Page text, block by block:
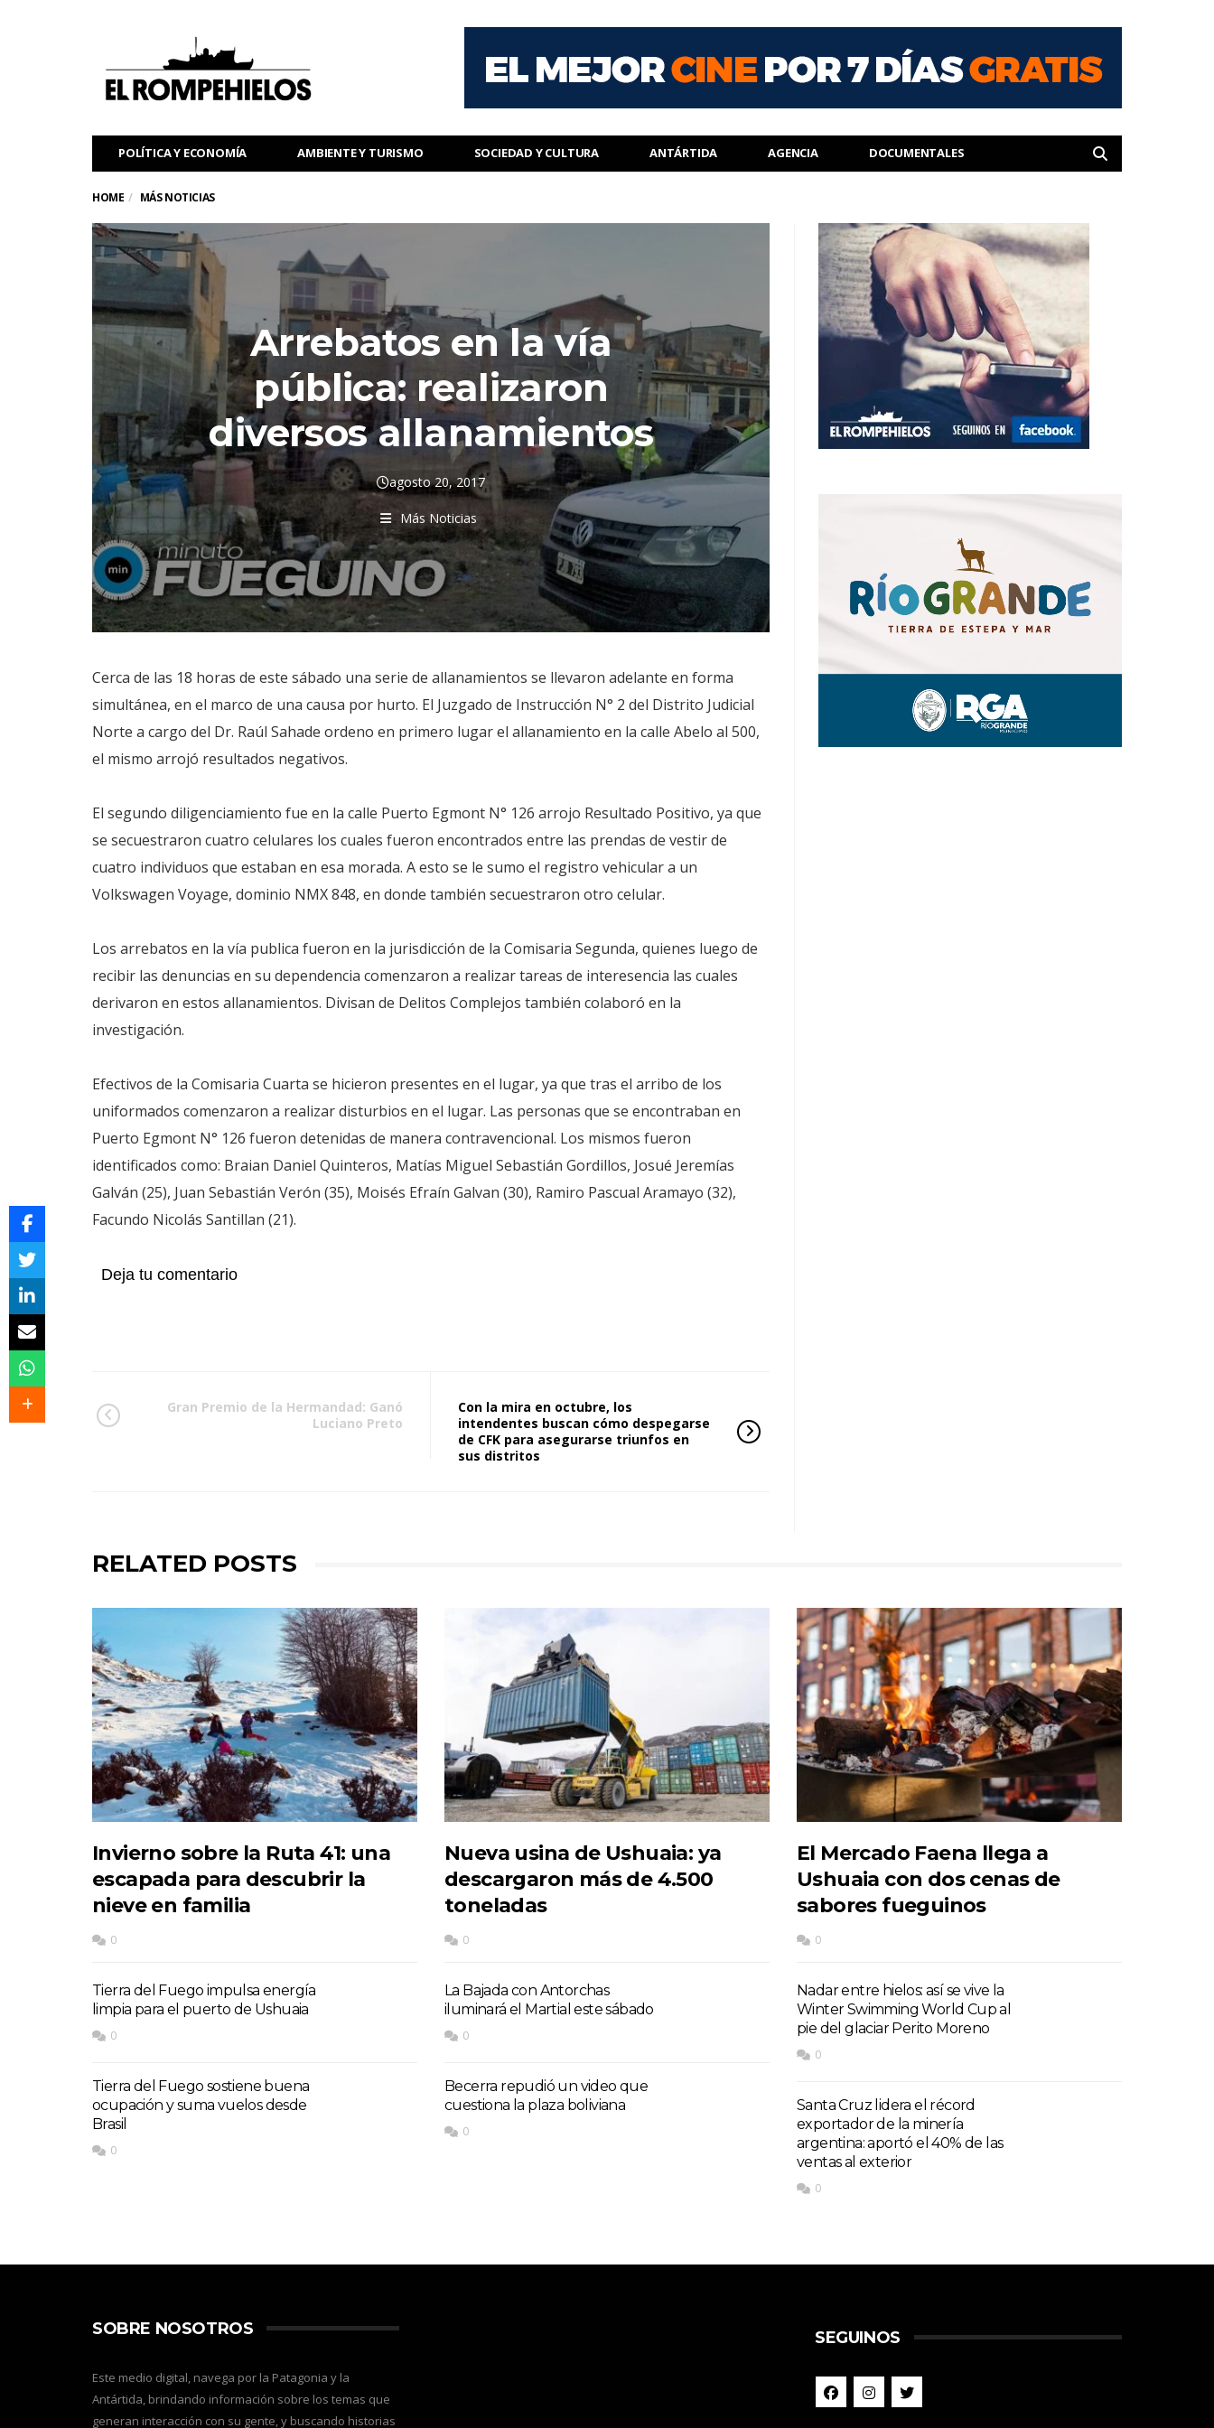
POLÍTICA Y ECONOMÍA AMBIENTE Y TURISMO SOCIEDAD Y CULTURA ANTÁRTIDA AGENCIA DOCUMENTALES
HOME MÁS NOTICIAS
Arrebatos en la vía
pública: realizaron
diversos allanamientos
agosto 20, 2017
Más Noticias
Cerca de las 18 horas de este sábado una serie de allanamientos se llevaron adelante en forma
simultánea, en el marco de una causa por hurto. El Juzgado de Instrucción N° 2 del Distrito Judicial
Norte a cargo del Dr. Raúl Sahade ordeno en primero lugar el allanamiento en la calle Abelo al 500,
el mismo arrojó resultados negativos.
El segundo diligenciamiento fue en la calle Puerto Egmont N° 126 arrojo Resultado Positivo, ya que
se secuestraron cuatro celulares los cuales fueron encontrados entre las prendas de vestir de
cuatro individuos que estaban en esa morada. A esto se le sumo el registro vehicular a un
Volkswagen Voyage, dominio NMX 848, en donde también secuestraron otro celular.
Los arrebatos en la vía publica fueron en la jurisdicción de la Comisaria Segunda, quienes luego de
recibir las denuncias en su dependencia comenzaron a realizar tareas de interesencia las cuales
derivaron en estos allanamientos. Divisan de Delitos Complejos también colaboró en la
investigación.
Efectivos de la Comisaria Cuarta se hicieron presentes en el lugar, ya que tras el arribo de los
uniformados comenzaron a realizar disturbios en el lugar. Las personas que se encontraban en
Puerto Egmont N° 126 fueron detenidas de manera contravencional. Los mismos fueron
identificados como: Braian Daniel Quinteros, Matías Miguel Sebastián Gordillos, Josué Jeremías
Galván (25), Juan Sebastián Verón (35), Moisés Efraín Galvan (30), Ramiro Pascual Aramayo (32),
Facundo Nicolás Santillan (21).
Deja tu comentario
Gran Premio de la Hermandad: Ganó
Luciano Preto
Con la mira en octubre, los
intendentes buscan cómo despegarse
de CFK para asegurarse triunfos en
sus distritos
RELATED POSTS
Invierno sobre la Ruta 41: una
escapada para descubrir la
nieve en familia
0
Tierra del Fuego impulsa energía
limpia para el puerto de Ushuaia
0
Tierra del Fuego sostiene buena
ocupación y suma vuelos desde
Brasil
0
Nueva usina de Ushuaia: ya
descargaron más de 4.500
toneladas
0
La Bajada con Antorchas
iluminará el Martial este sábado
0
Becerra repudió un video que
cuestiona la plaza boliviana
0
El Mercado Faena llega a
Ushuaia con dos cenas de
sabores fueguinos
0
Nadar entre hielos: así se vive la
Winter Swimming World Cup al
pie del glaciar Perito Moreno
0
Santa Cruz lidera el récord
exportador de la minería
argentina: aportó el 40% de las
ventas al exterior
0
SOBRE NOSOTROS
Este medio digital, navega por la Patagonia y la
Antártida, brindando información sobre los temas que
generan interacción con su gente, y buscando historias
SEGUINOS